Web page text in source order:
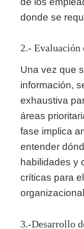
donde se
2.- Evaluación
Una vez que
información,
exhaustiva
áreas
fase implica
entender
habilidades y
críticas para
3.-Desarrollo